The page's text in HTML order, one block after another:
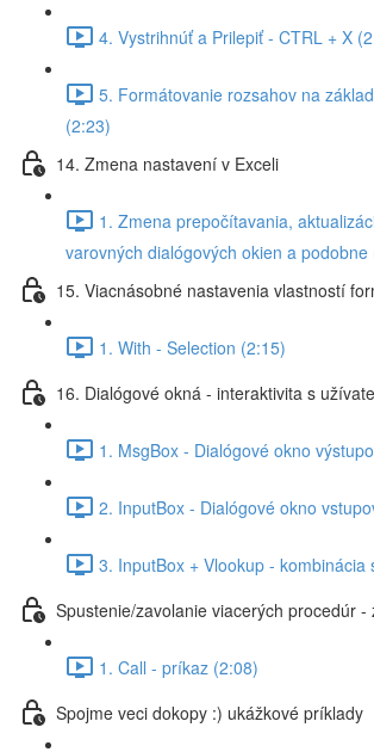
4. Vystrihnúť a Prilepiť - CTRL + X
5. Formátovanie rozsahov na
(2:23)
14. Zmena nastavení v Exceli
1. Zmena prepočítavania,
varovných dialógových okien a podobne
15. Viacnásobné nastavenia vlastností
1. With - Selection (2:15)
16. Dialógové okná - interaktivita s
1. MsgBox - Dialógové okno
2. InputBox - Dialógové okno
3. InputBox + Vlookup - kombinácia
Spustenie/zavolanie viacerých procedúr -
1. Call - príkaz (2:08)
Spojme veci dokopy :) ukážkové príklady